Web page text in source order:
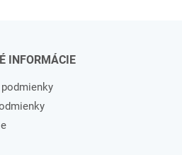
INFORMÁCIE